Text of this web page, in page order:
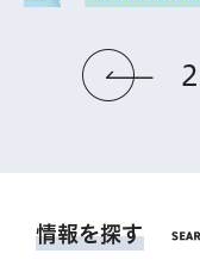
2
情報を探す